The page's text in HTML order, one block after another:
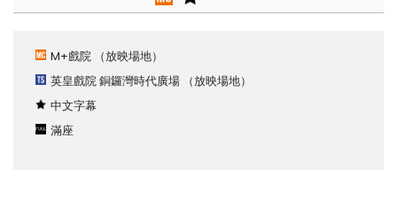
M+戲院 （放映場地）
英皇戲院 銅鑼灣時代廣場 （放映場地）
中文字幕
滿座